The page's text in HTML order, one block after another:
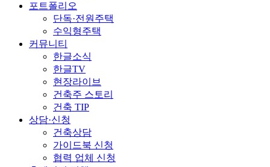
포트폴리오
단독·전원주택
수익형주택
커뮤니티
한글소식
한글TV
현장라이브
건축주 스토리
건축 TIP
상담·신청
건축상담
가이드북 신청
협력 업체 신청